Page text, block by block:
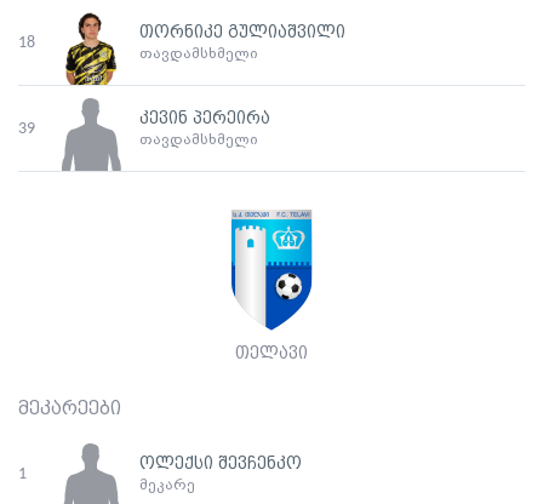
18
თორნიკე გულიაშვილი
თავდამსხმელი
39
კევინ პერეირა
თავდამსხმელი
თელავი
მეკარეები
1
ოლექსი შევჩენკო
მეკარე